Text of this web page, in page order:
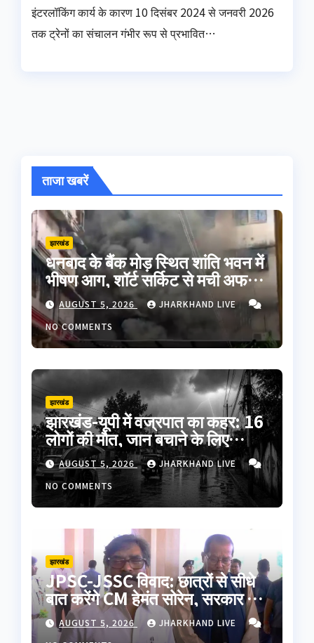
इंटरलॉकिंग कार्य के कारण 10 दिसंबर 2024 से जनवरी 2026
तक ट्रेनों का संचालन गंभीर रूप से प्रभावित…
ताजा खबरें
झारखंड
धनबाद के बैंक मोड़ स्थित शांति भवन में
भीषण आग, शॉर्ट सर्किट से मची अफरा-
तफरी; बड़ा हादसा टला
AUGUST 5, 2026
JHARKHAND LIVE
NO COMMENTS
झारखंड
झारखंड-यूपी में वज्रपात का कहर: 16
लोगों की मौत, जान बचाने के लिए
अपनाएं ये जरूरी सावधानियां
AUGUST 5, 2026
JHARKHAND LIVE
NO COMMENTS
झारखंड
JPSC-JSSC विवाद: छात्रों से सीधे
बात करेंगे CM हेमंत सोरेन, सरकार ने
5 सदस्यीय प्रतिनिधिमंडल को दिया
न्योता
AUGUST 5, 2026
JHARKHAND LIVE